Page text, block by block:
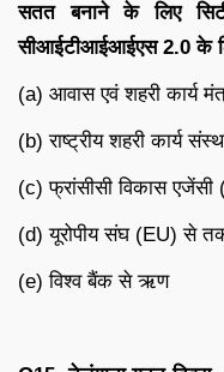
सतत बनाने के लिए
सीआईटीआईआईएस 2.0 के
(a) आवास एवं शहरी कार्य
(b) राष्ट्रीय शहरी कार्य
(c) फ्रांसीसी विकास
(d) यूरोपीय संघ (EU) से
(e) विश्व बैंक से ऋण